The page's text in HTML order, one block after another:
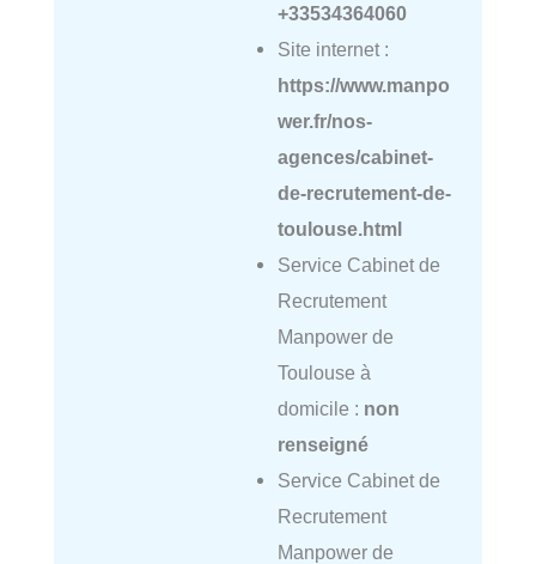
+33534364060
Site internet :
https://www.manpo
wer.fr/nos-
agences/cabinet-
de-recrutement-de-
toulouse.html
Service Cabinet de
Recrutement
Manpower de
Toulouse à
domicile : non
renseigné
Service Cabinet de
Recrutement
Manpower de